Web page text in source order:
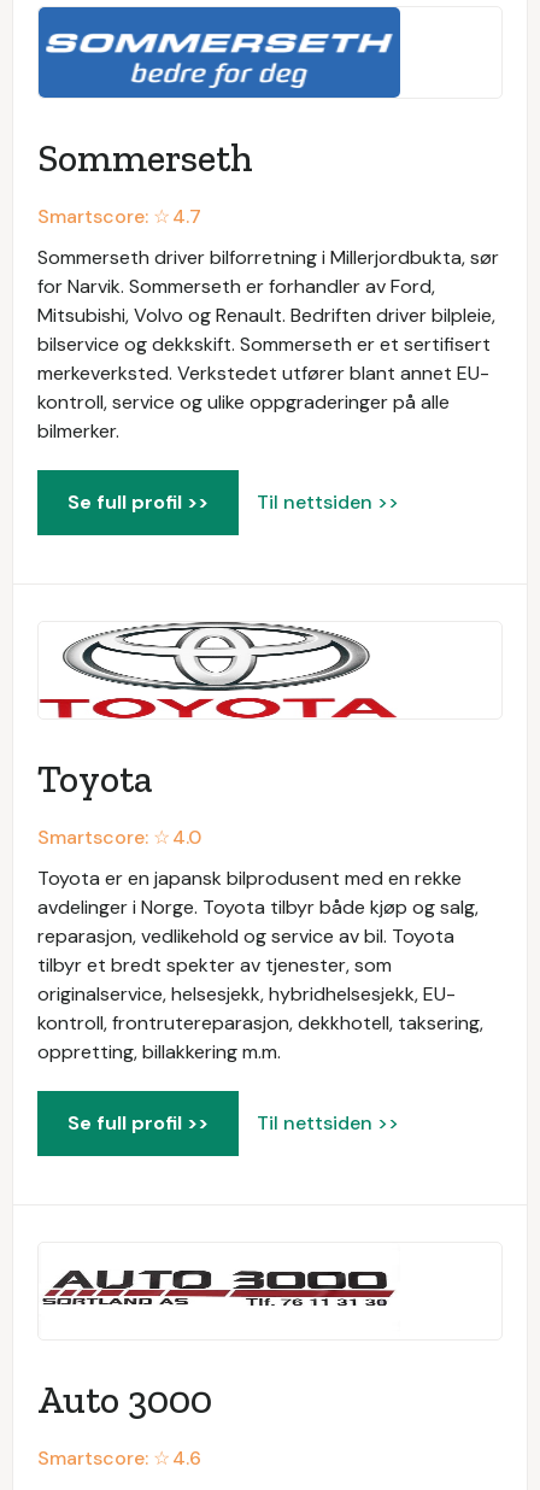
Sommerseth
Smartscore: ☆4.7
Sommerseth driver bilforretning i Millerjordbukta, sør
for Narvik. Sommerseth er forhandler av Ford,
Mitsubishi, Volvo og Renault. Bedriften driver bilpleie,
bilservice og dekkskift. Sommerseth er et sertifisert
merkeverksted. Verkstedet utfører blant annet EU-
kontroll, service og ulike oppgraderinger på alle
bilmerker.
Se full profil >> Til nettsiden >>
Toyota
Smartscore: ☆4.0
Toyota er en japansk bilprodusent med en rekke
avdelinger i Norge. Toyota tilbyr både kjøp og salg,
reparasjon, vedlikehold og service av bil. Toyota
tilbyr et bredt spekter av tjenester, som
originalservice, helsesjekk, hybridhelsesjekk, EU-
kontroll, frontrutereparasjon, dekkhotell, taksering,
oppretting, billakkering m.m.
Se full profil >> Til nettsiden >>
Auto 3000
Smartscore: ☆4.6